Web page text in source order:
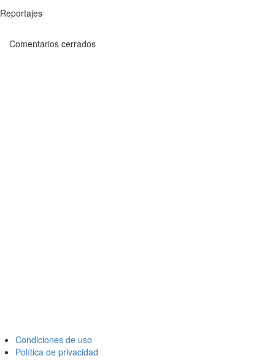
Reportajes
Comentarios cerrados
Condiciones de uso
Política de privacidad